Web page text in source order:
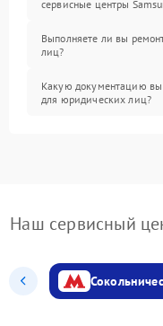
сервисные центры
Выполняете ли вы
лиц?
Какую документацию вы
для юридических лиц?
Наш сервисный